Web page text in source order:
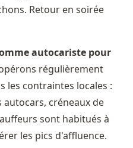
Retour en soirée
autocariste pour
régulièrement
les contraintes locales :
créneaux de
sont habitués à
les pics d'affluence.